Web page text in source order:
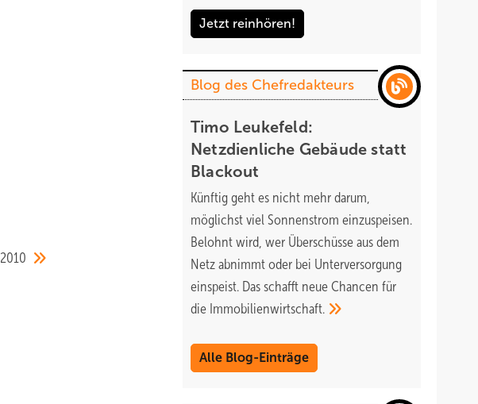
Jetzt reinhören!
Blog des Chefredakteurs
Timo Leukefeld:
Netzdienliche Gebäude statt
Blackout
Künftig geht es nicht mehr darum,
möglichst viel Sonnenstrom einzuspeisen.
Belohnt wird, wer Überschüsse aus dem
Netz abnimmt oder bei Unterversorgung
einspeist. Das schafft neue Chancen für
die Immobilienwirtschaft.
Alle Blog-Einträge